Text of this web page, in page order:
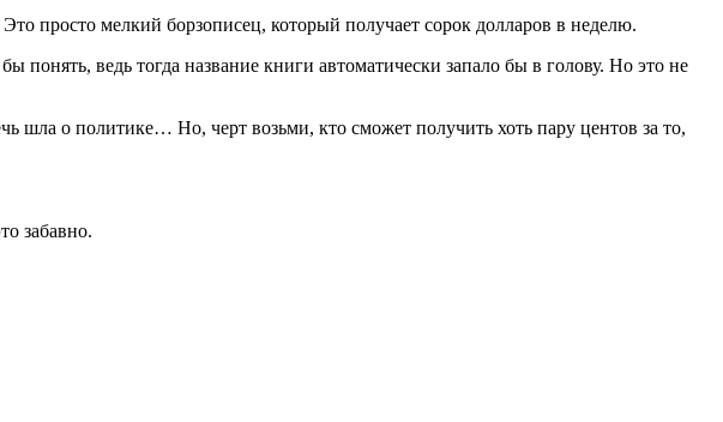
просто мелкий борзописец, который получает сорок долларов в неделю.
понять, ведь тогда название книги автоматически запало бы в голову. Но это не
шла о политике… Но, черт возьми, кто сможет получить хоть пару центов за то,
забавно.